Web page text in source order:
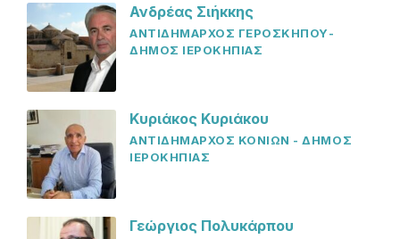
Ανδρέας Σιήκκης
ΑΝΤΙΔΗΜΑΡΧΟΣ ΓΕΡΟΣΚΗΠΟΥ-
ΔΗΜΟΣ ΙΕΡΟΚΗΠΙΑΣ
Κυριάκος Κυριάκου
ΑΝΤΙΔΗΜΑΡΧΟΣ ΚΟΝΙΩΝ - ΔΗΜΟΣ
ΙΕΡΟΚΗΠΙΑΣ
Γεώργιος Πολυκάρπου